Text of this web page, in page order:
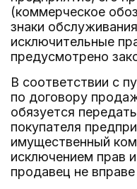
(коммерческое
знаки
исключительные
предусмотрено
В соответствии с
по договору
обязуется
покупателя
имущественный
исключением прав
продавец не